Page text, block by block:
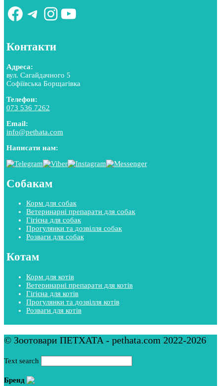
Facebook
Telegram
Instagram
YouTube
Контакти
Адреса:
вул. Сагайдачного 5
Софіївська Борщагівка
Телефон:
073 536 7262
Email:
info@pethata.com
Написати нам:
Собакам
Корм для собак
Ветеринарні препарати для собак
Гігієна для собак
Прогулянки та дозвілля собак
Розваги для собак
Котам
Корм для котів
Ветеринарні препарати для котів
Гігієна для котів
Прогулянки та дозвілля котів
Розваги для котів
© Зоотовари ПЕТХАТА - pethata.com 2022-2026
Text search
Бренд